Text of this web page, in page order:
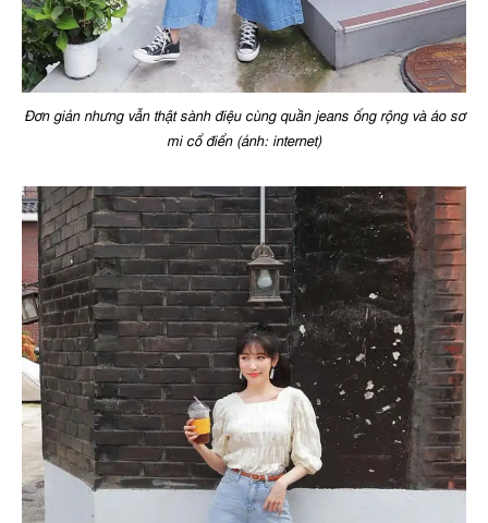
Đơn giản nhưng vẫn thật sành điệu cùng quần jeans ống rộng và áo sơ
mi cổ điển (ảnh: internet)